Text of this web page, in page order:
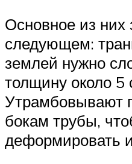
Основное из них
следующем:
землей нужно
толщину около 5
Утрамбовывают
бокам трубы,
деформировать